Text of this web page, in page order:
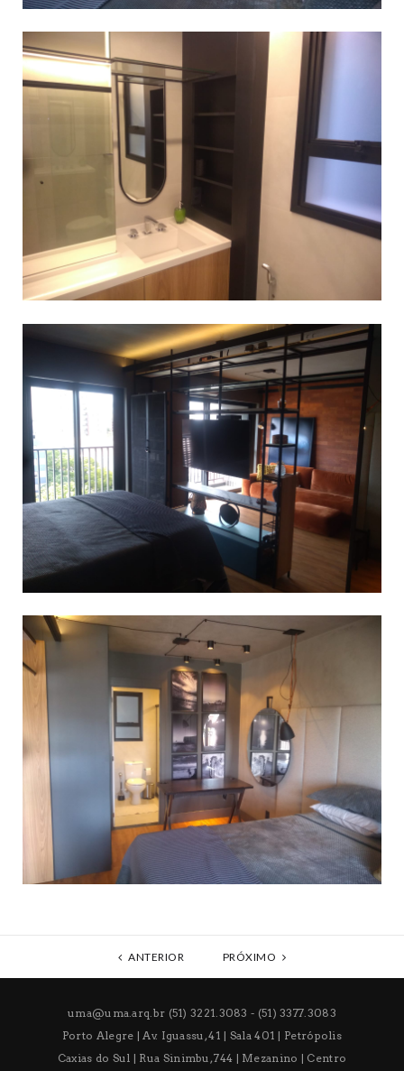
ANTERIOR PRÓXIMO
uma@uma.arq.br (51) 3221.3083 - (51) 3377.3083
Porto Alegre | Av. Iguassu, 41 | Sala 401 | Petrópolis
Caxias do Sul | Rua Sinimbu, 744 | Mezanino | Centro